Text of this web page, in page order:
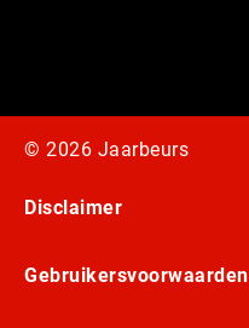
© 2026 Jaarbeurs
Disclaimer
Gebruikersvoorwaarden